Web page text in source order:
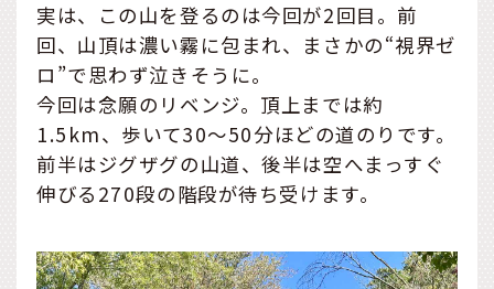
実は、この山を登るのは今回が2回目。前
回、山頂は濃い霧に包まれ、まさかの“視界ゼ
ロ”で思わず泣きそうに。
今回は念願のリベンジ。頂上までは約
1.5km、歩いて30〜50分ほどの道のりです。
前半はジグザグの山道、後半は空へまっすぐ
伸びる270段の階段が待ち受けます。